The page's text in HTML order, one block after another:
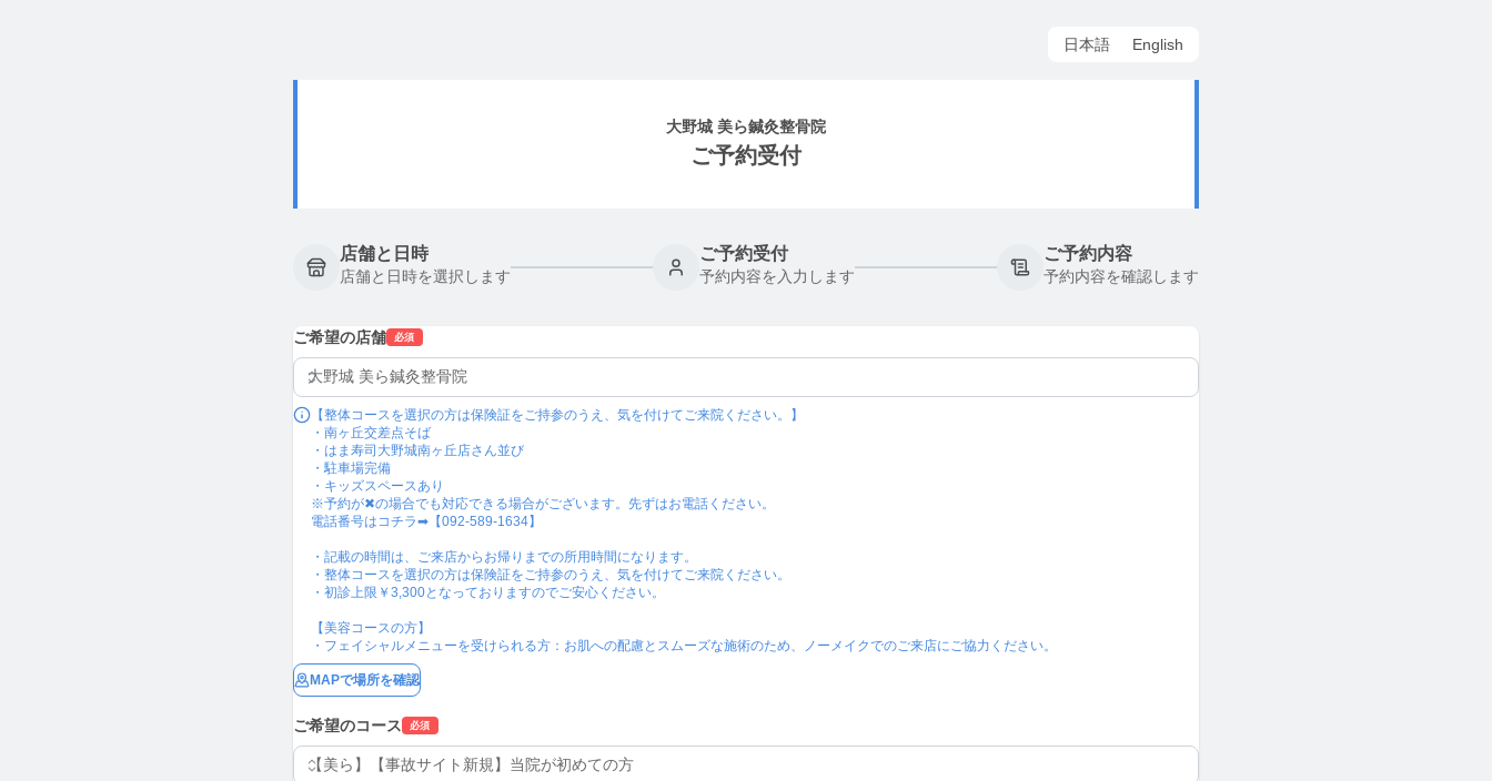
日本語 English
大野城 美ら鍼灸整骨院
ご予約受付
店舗と日時
店舗と日時を選択します
ご予約受付
予約内容を入力します
ご予約内容
予約内容を確認します
ご希望の店舗 必須
【整体コースを選択の方は保険証をご持参のうえ、気を付けてご来院ください。】
・南ヶ丘交差点そば
・はま寿司大野城南ヶ丘店さん並び
・駐車場完備
・キッズスペースあり
※予約が✖の場合でも対応できる場合がございます。先ずはお電話ください。
電話番号はコチラ➡【092-589-1634】
・記載の時間は、ご来店からお帰りまでの所用時間になります。
・整体コースを選択の方は保険証をご持参のうえ、気を付けてご来院ください。
・初診上限￥3,300となっておりますのでご安心ください。
【美容コースの方】
・フェイシャルメニューを受けられる方：お肌への配慮とスムーズな施術のため、ノーメイクでのご来店にご協力ください。
MAPで場所を確認
ご希望のコース 必須